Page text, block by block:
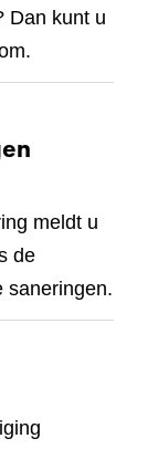
Dan kunt u
meldt u
de
saneringen.